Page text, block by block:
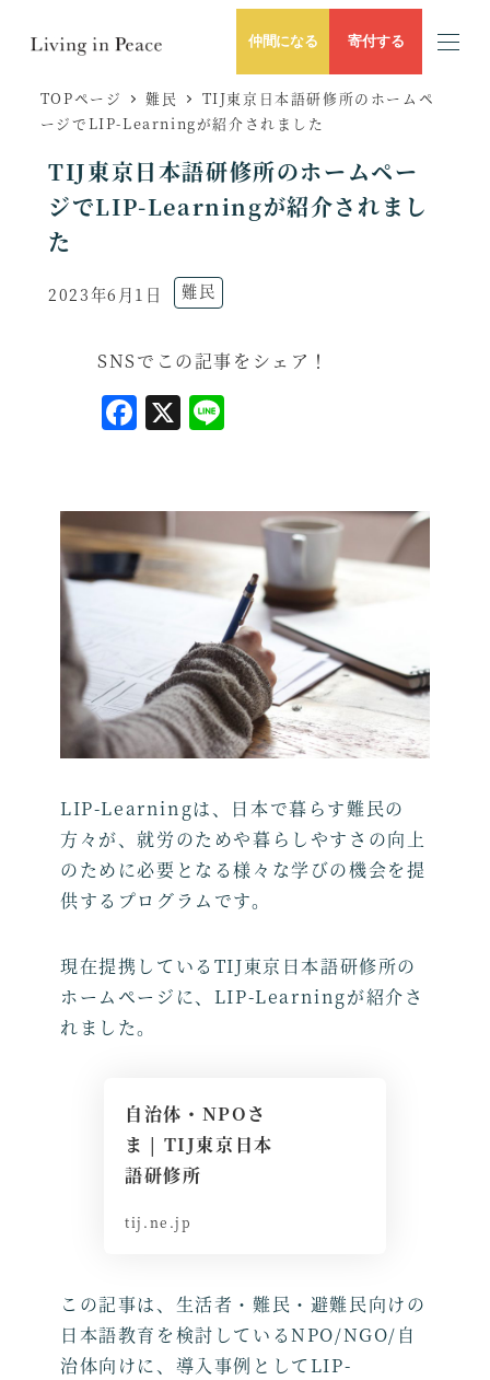
仲間になる 寄付する
TOPページ 難民
TIJ東京日本語研修所のホームペ
ージでLIP-Learningが紹介されました
TIJ東京日本語研修所のホームペー
ジでLIP-Learningが紹介されまし
た
投稿日
2023年6月1日 ニュースのカテゴリー
難民
SNSでこの記事をシェア！
F
e
b
o
k
X
e
LIP-Learningは、日本で暮らす難民の
方々が、就労のためや暮らしやすさの向上
のために必要となる様々な学びの機会を提
供するプログラムです。
現在提携しているTIJ東京日本語研修所の
ホームページに、LIP-Learningが紹介さ
れました。
自治体・NPOさ
ま | TIJ東京日本
語研修所
tij.ne.jp
この記事は、生活者・難民・避難民向けの
日本語教育を検討しているNPO/NGO/自
治体向けに、導入事例としてLIP-